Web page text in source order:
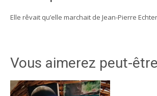
Elle rêvait qu’elle marchait de Jean-Pierre
Vous aimerez peut-